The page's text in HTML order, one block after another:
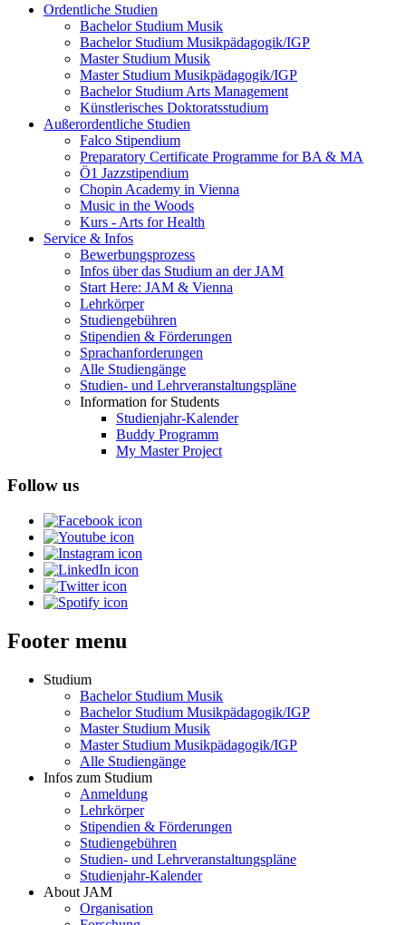
Ordentliche Studien
Bachelor Studium Musik
Bachelor Studium Musikpädagogik/IGP
Master Studium Musik
Master Studium Musikpädagogik/IGP
Bachelor Studium Arts Management
Künstlerisches Doktoratsstudium
Außerordentliche Studien
Falco Stipendium
Preparatory Certificate Programme for BA & MA
Ö1 Jazzstipendium
Chopin Academy in Vienna
Music in the Woods
Kurs - Arts for Health
Service & Infos
Bewerbungsprozess
Infos über das Studium an der JAM
Start Here: JAM & Vienna
Lehrkörper
Studiengebühren
Stipendien & Förderungen
Sprachanforderungen
Alle Studiengänge
Studien- und Lehrveranstaltungspläne
Information for Students
Studienjahr-Kalender
Buddy Programm
My Master Project
Follow us
Footer menu
Studium
Bachelor Studium Musik
Bachelor Studium Musikpädagogik/IGP
Master Studium Musik
Master Studium Musikpädagogik/IGP
Alle Studiengänge
Infos zum Studium
Anmeldung
Lehrkörper
Stipendien & Förderungen
Studiengebühren
Studien- und Lehrveranstaltungspläne
Studienjahr-Kalender
About JAM
Organisation